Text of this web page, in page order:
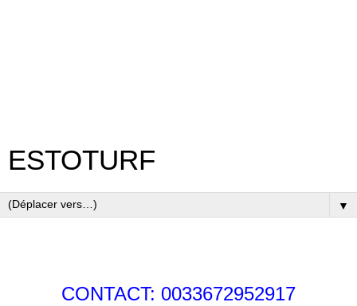
ESTOTURF
▼
CONTACT: 0033672952917